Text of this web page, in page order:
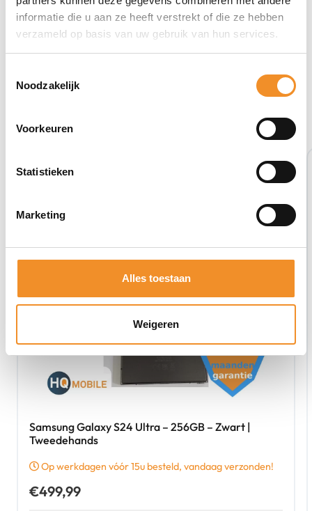
informatie die u aan ze heeft verstrekt of die ze hebben
verzameld op basis van uw gebruik van hun services.
Noodzakelijk
Voorkeuren
Statistieken
Marketing
Alles toestaan
Weigeren
Samsung Galaxy S24 Ultra – 256GB – Zwart |
Tweedehands
Op werkdagen vóór 15u besteld, vandaag verzonden!
€499,99